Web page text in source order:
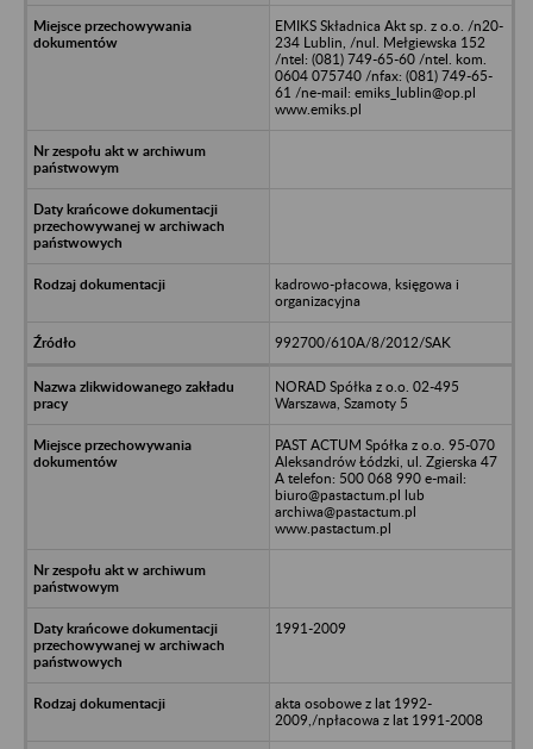
EMIKS Składnica Akt sp. z o.o. /n20-
234 Lublin, /nul. Mełgiewska 152
/ntel: (081) 749-65-60 /ntel. kom.
0604 075740 /nfax: (081) 749-65-
61 /ne-mail: emiks_lublin@op.pl
www.emiks.pl
kadrowo-płacowa, księgowa i
organizacyjna
992700/610A/8/2012/SAK
NORAD Spółka z o.o. 02-495
Warszawa, Szamoty 5
PAST ACTUM Spółka z o.o. 95-070
Aleksandrów Łódzki, ul. Zgierska 47
A telefon: 500 068 990 e-mail:
biuro@pastactum.pl lub
archiwa@pastactum.pl
www.pastactum.pl
1991-2009
akta osobowe z lat 1992-
2009,/npłacowa z lat 1991-2008